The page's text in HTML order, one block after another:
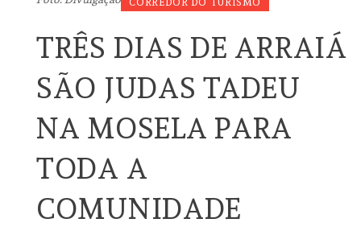
CORREDOR DO TURISMO
TRÊS DIAS DE ARRAIÁ
SÃO JUDAS TADEU
NA MOSELA PARA
TODA A
COMUNIDADE